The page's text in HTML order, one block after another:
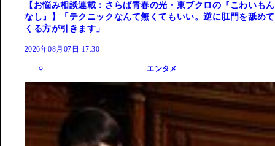
【お悩み相談連載：さらば青春の光・東ブクロの『こわいもん
なし』】「テクニックなんて無くてもいい。逆に肛門を舐めて
くる方が引きます」
2026年08月07日 17:30
エンタメ